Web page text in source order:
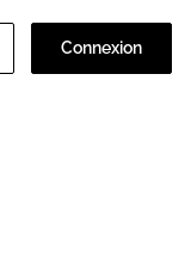
Connexion